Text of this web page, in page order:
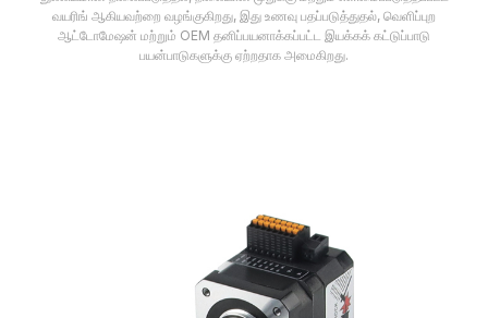
வயரிங் ஆகியவற்றை வழங்குகிறது, இது உணவு பதப்படுத்துதல், வெளிப்புற
ஆட்டோமேஷன் மற்றும் OEM தனிப்பயனாக்கப்பட்ட இயக்கக் கட்டுப்பாடு
பயன்பாடுகளுக்கு ஏற்றதாக அமைகிறது.